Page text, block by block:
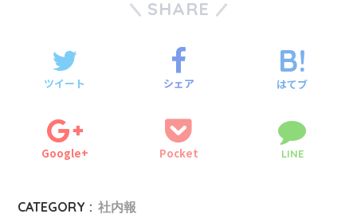
SHARE
ツイート シェア はてブ
Google+ Pocket LINE
CATEGORY : 社内報